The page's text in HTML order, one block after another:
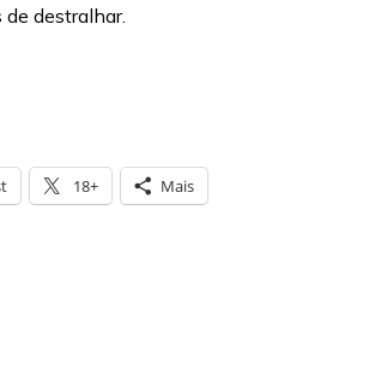
destralhar.
18+ Mais